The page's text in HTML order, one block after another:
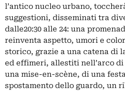
l’antico nucleo urbano,
suggestioni, disseminati tra
dalle20:30 alle 24: una
reinventa aspetto, umori e
storico, grazie a una catena di
ed effimeri, allestiti nell’arco
una mise-en-scène, di una
spostamento dello guardo, un